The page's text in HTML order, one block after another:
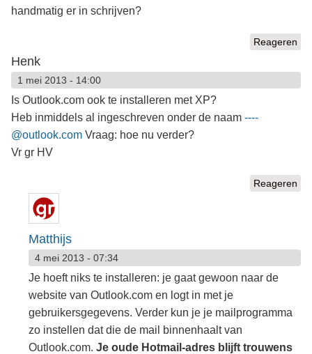
handmatig er in schrijven?
Reageren
Henk
1 mei 2013 - 14:00
Is Outlook.com ook te installeren met XP?
Heb inmiddels al ingeschreven onder de naam ----
@outlook.comVraag: hoe nu verder?
Vr gr HV
Reageren
Matthijs
4 mei 2013 - 07:34
Je hoeft niks te installeren: je gaat gewoon naar de
website van Outlook.com en logt in met je
gebruikersgegevens. Verder kun je je mailprogramma
zo instellen dat die de mail binnenhaalt van
Outlook.com. Je oude Hotmail-adres blijft trouwens